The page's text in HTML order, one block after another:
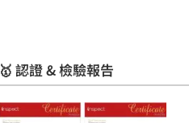
🥇 認證 & 檢驗報告